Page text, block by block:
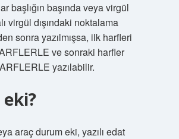
başlığın başında veya virgül
virgül dışındaki noktalama
sonra yazılmışsa, ilk harfleri
ve sonraki harfler
yazılabilir.
araç durum eki, yazılı edat